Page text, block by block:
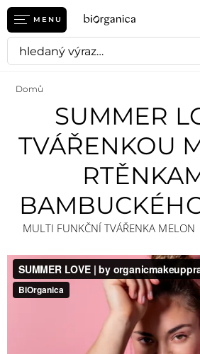
MENU
Domů
SUMMER
TVÁŘENKOU
MULTI FUNKČNÍ TVÁŘENKA